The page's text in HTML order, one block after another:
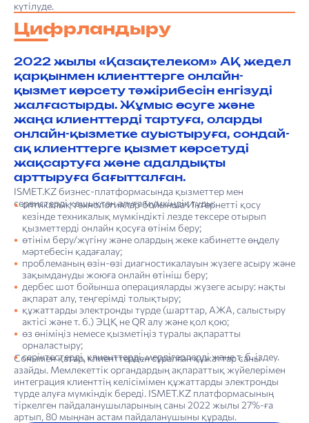
күтілуде.
Цифрландыру
2022 жылы «Қазақтелеком» АҚ жедел
қарқынмен клиенттерге онлайн-
қызмет көрсету тәжірибесін енгізуді
жалғастырды. Жұмыс өсуге және
жаңа клиенттерді тартуға, оларды
онлайн-қызметке ауыстыруға, сондай-
ақ клиенттерге қызмет көрсетуді
жақсартуға және адалдықты
арттыруға бағытталған.
ISMET.KZ бизнес-платформасында қызметтер мен
сервистерді қашықтан алуға мүмкіндік туды:
оптикалық технологиялар бойынша Интернетті қосу
кезінде техникалық мүмкіндікті лезде тексере отырып
қызметтерді онлайн қосуға өтінім беру;
өтінім беру/жүгіну және олардың жеке кабинетте өңделу
мәртебесін қадағалау;
проблеманың өзін-өзі диагностикалауын жүзеге асыру және
зақымдануды жоюға онлайн өтініш беру;
дербес шот бойынша операцияларды жүзеге асыру: нақты
ақпарат алу, теңгерімді толықтыру;
құжаттарды электронды түрде (шарттар, АЖА, салыстыру
актісі және т. б.) ЭЦҚ не QR алу және қол қою;
өз өніміңіз немесе қызметіңіз туралы ақпаратты
орналастыру;
серіктестерді, клиенттерді, мердігерлерді және т. б. іздеу.
Сонымен қатар, клиенттерден сұралған құжаттар саны
азайды. Мемлекеттік органдардың ақпараттық жүйелерімен
интеграция клиенттің келісімімен құжаттарды электронды
түрде алуға мүмкіндік береді. ISMET.KZ платформасының
тіркелген пайдаланушыларының саны 2022 жылы 27%-ға
артып, 80 мыңнан астам пайдаланушыны құрады.